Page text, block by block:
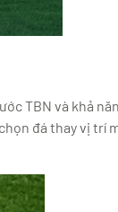
TBN và khả
đá thay vị trí